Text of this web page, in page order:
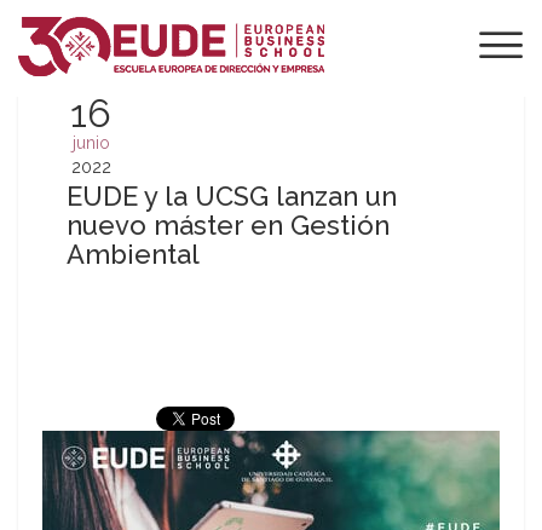
16
junio
2022
EUDE y la UCSG lanzan un
nuevo máster en Gestión
Ambiental